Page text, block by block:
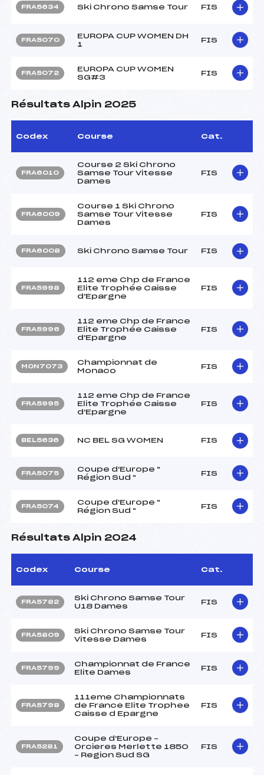
FRA5634 Ski Chrono Samse Tour FIS
FRA5070
EUROPA CUP WOMEN DH
1
FIS
FRA5072
EUROPA CUP WOMEN
SG#3
FIS
Résultats Alpin 2025
Codex Course Cat.
FRA6010
Course 2 Ski Chrono
Samse Tour Vitesse
Dames
FIS
FRA6009
Course 1 Ski Chrono
Samse Tour Vitesse
Dames
FIS
FRA6008 Ski Chrono Samse Tour FIS
FRA5998
112 eme Chp de France
Elite Trophée Caisse
d'Epargne
FIS
FRA5996
112 eme Chp de France
Elite Trophée Caisse
d'Epargne
FIS
MON7073
Championnat de
Monaco
FIS
FRA5995
112 eme Chp de France
Elite Trophée Caisse
d'Epargne
FIS
BEL5636 NC BEL SG WOMEN FIS
FRA5075
Coupe d'Europe "
Région Sud "
FIS
FRA5074
Coupe d'Europe "
Région Sud "
FIS
Résultats Alpin 2024
Codex Course Cat.
FRA5782
Ski Chrono Samse Tour
U18 Dames
FIS
FRA5809
Ski Chrono Samse Tour
Vitesse Dames
FIS
FRA5799
Championnat de France
Elite Dames
FIS
FRA5798
111eme Championnats
de France Elite Trophee
Caisse d Epargne
FIS
FRA5281
Coupe d'Europe –
Orcieres Merlette 1850
– Region Sud SG
FIS